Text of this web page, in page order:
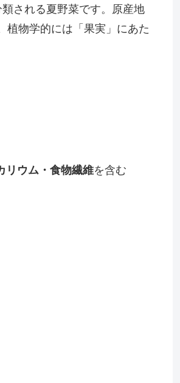
類される夏野菜です。原産地
植物学的には「果実」にあた
リウム・食物繊維を含む